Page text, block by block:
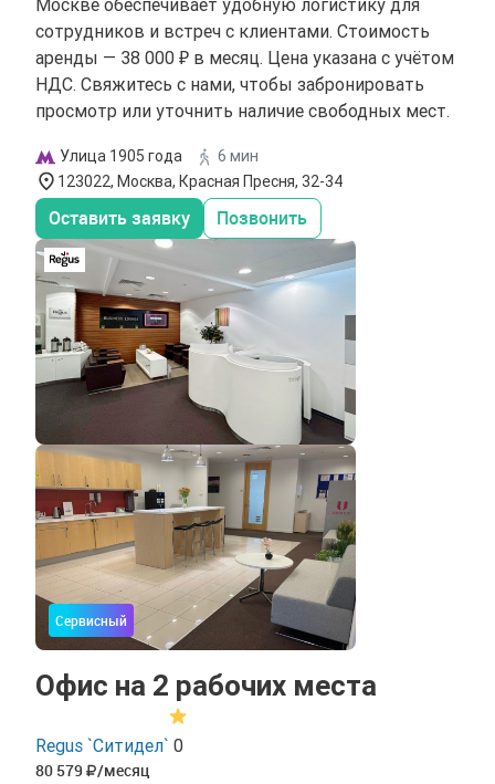
сотрудников и встреч с клиентами. Стоимость
аренды — 38 000 ₽ в месяц. Цена указана с учётом
НДС. Свяжитесь с нами, чтобы забронировать
просмотр или уточнить наличие свободных мест.
Улица 1905 года
6 мин
123022, Москва, Красная Пресня, 32-34
Оставить заявку Позвонить
Сервисный
Офис на 2 рабочих места
Regus `Ситидел` 0
80 579 /месяц